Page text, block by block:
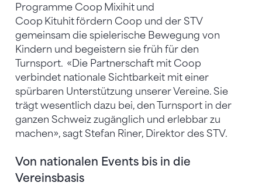
Programme Coop Mixihit und
Coop Kituhit fördern Coop und der STV
gemeinsam die spielerische Bewegung von
Kindern und begeistern sie früh für den
Turnsport. «Die Partnerschaft mit Coop
verbindet nationale Sichtbarkeit mit einer
spürbaren Unterstützung unserer Vereine. Sie
trägt wesentlich dazu bei, den Turnsport in der
ganzen Schweiz zugänglich und erlebbar zu
machen», sagt Stefan Riner, Direktor des STV.
Von nationalen Events bis in die
Vereinsbasis